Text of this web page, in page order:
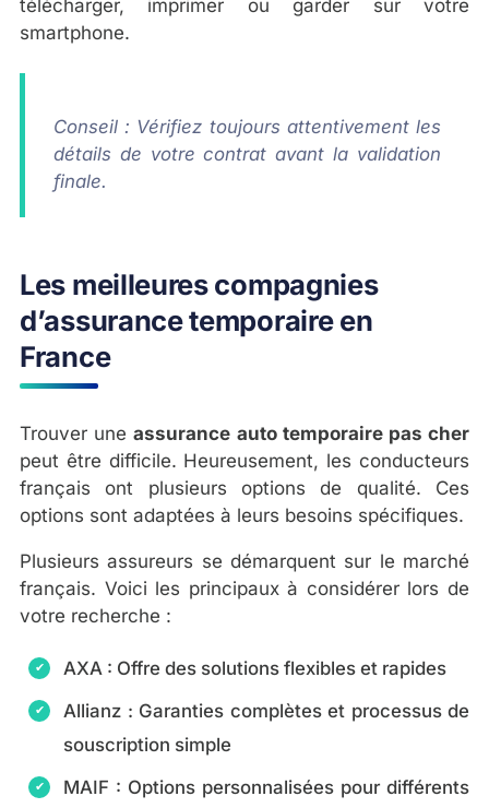
télécharger, imprimer ou garder sur votre
smartphone.
Conseil : Vérifiez toujours attentivement les
détails de votre contrat avant la validation
finale.
Les meilleures compagnies
d’assurance temporaire en
France
Trouver uneassurance auto temporaire pas cher
peut être difficile. Heureusement, les conducteurs
français ont plusieurs options de qualité. Ces
options sont adaptées à leurs besoins spécifiques.
Plusieurs assureurs se démarquent sur le marché
français. Voici les principaux à considérer lors de
votre recherche :
AXA : Offre des solutions flexibles et rapides
Allianz : Garanties complètes et processus de
souscription simple
MAIF : Options personnalisées pour différents